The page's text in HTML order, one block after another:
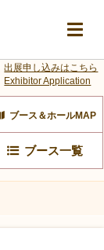
ブース＆ホールMAP
ブース一覧
出展申し込みはこちら
Exhibitor Application